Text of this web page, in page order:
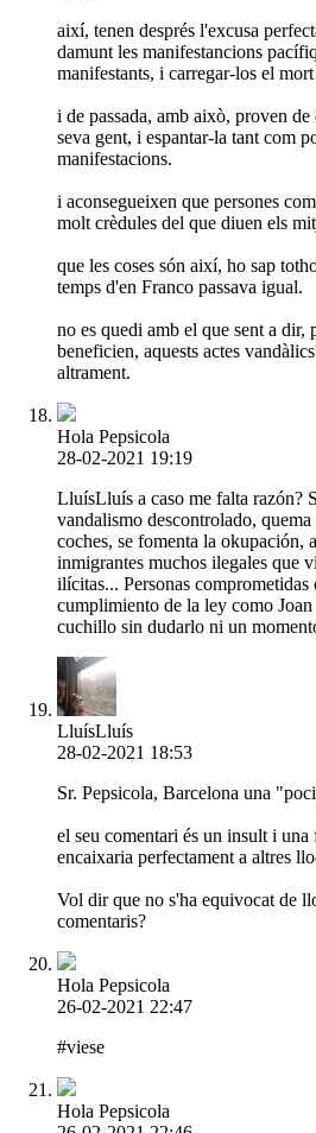
així, tenen després l'excusa
damunt les manifestancions
manifestants, i carregar-los el
i de passada, amb això, proven
seva gent, i espantar-la tant com
manifestacions.
i aconsegueixen que persones
molt crèdules del que diuen els
que les coses són així, ho sap
temps d'en Franco passava igual.
no es quedi amb el que sent a dir,
beneficien, aquests actes
altrament.
Hola Pepsicola
28-02-2021 19:19
LluísLluís a caso me falta razón?
vandalismo descontrolado,
coches, se fomenta la okupación,
inmigrantes muchos ilegales que
ilícitas... Personas
cumplimiento de la ley como
cuchillo sin dudarlo ni un
LluísLluís
28-02-2021 18:53
Sr. Pepsicola, Barcelona una
el seu comentari és un insult i una
encaixaria perfectament a altres
Vol dir que no s'ha equivocat de
comentaris?
Hola Pepsicola
26-02-2021 22:47
#viese
Hola Pepsicola